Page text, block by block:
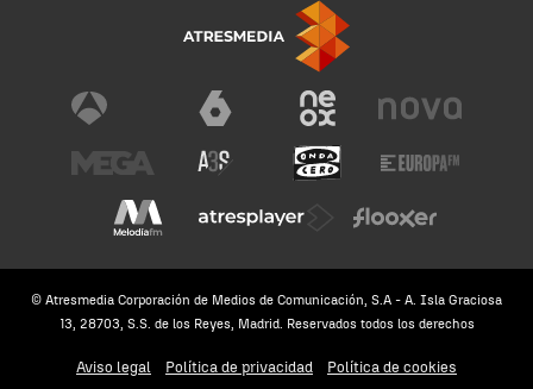
© Atresmedia Corporación de Medios de Comunicación, S.A - A. Isla Graciosa
13, 28703, S.S. de los Reyes, Madrid. Reservados todos los derechos
Aviso legal Política de privacidad Política de cookies